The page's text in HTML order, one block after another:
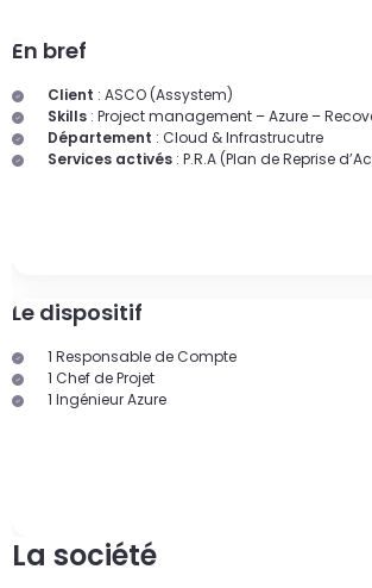
En bref
Client : ASCO (Assystem)
Skills : Project management – Azure –
Département : Cloud & Infrastrucutre
Services activés : P.R.A (Plan de Reprise
Le dispositif
1 Responsable de Compte
1 Chef de Projet
1 Ingénieur Azure
La société